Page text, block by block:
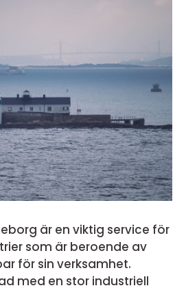
är en viktig service för
som är beroende av
för sin verksamhet.
med en stor industriell